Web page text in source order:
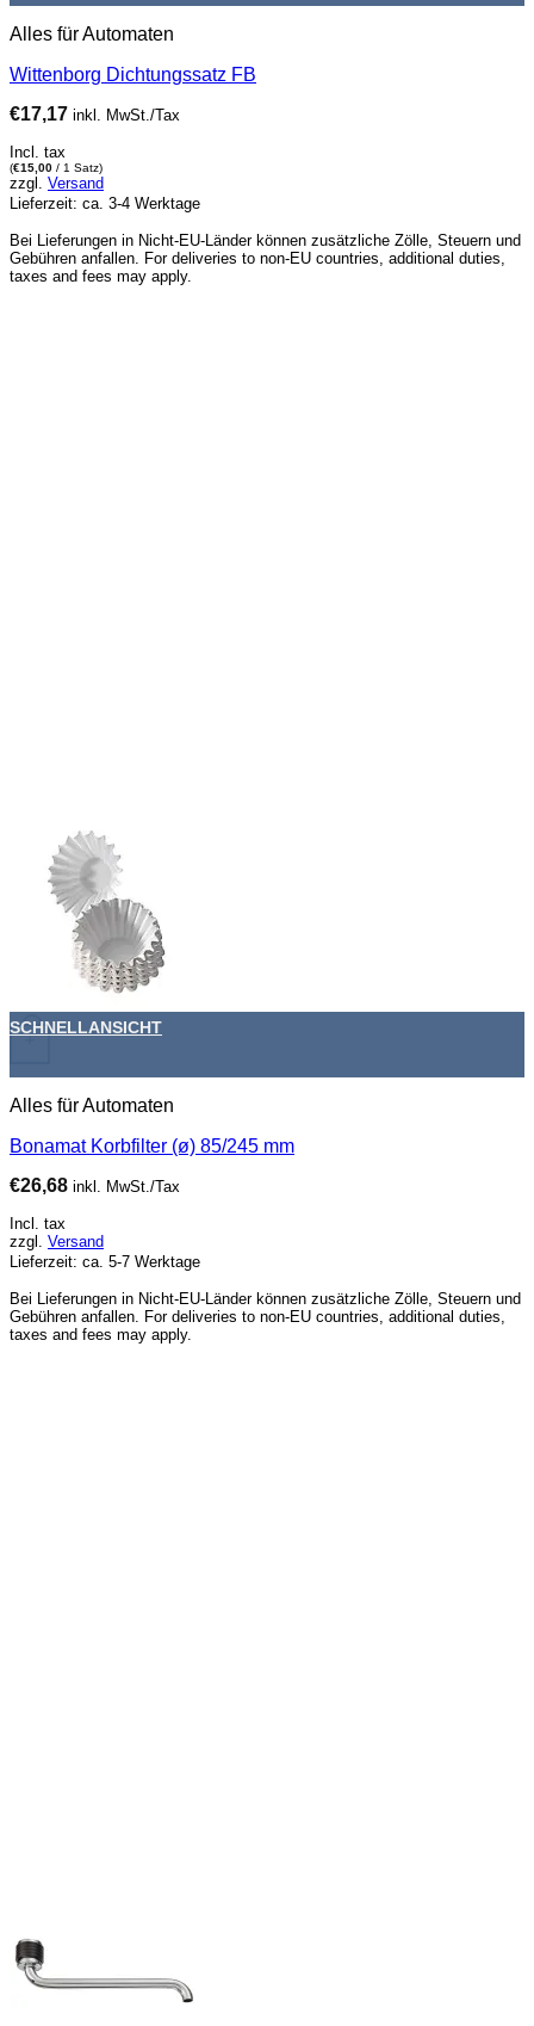
Alles für Automaten
Wittenborg Dichtungssatz FB
€17,17 inkl. MwSt./Tax
Incl. tax
(€15,00 / 1 Satz)
zzgl. Versand
Lieferzeit: ca. 3-4 Werktage
Bei Lieferungen in Nicht-EU-Länder können zusätzliche Zölle, Steuern und
Gebühren anfallen. For deliveries to non-EU countries, additional duties,
taxes and fees may apply.
+
SCHNELLANSICHT
Alles für Automaten
Bonamat Korbfilter (ø) 85/245 mm
€26,68 inkl. MwSt./Tax
Incl. tax
zzgl. Versand
Lieferzeit: ca. 5-7 Werktage
Bei Lieferungen in Nicht-EU-Länder können zusätzliche Zölle, Steuern und
Gebühren anfallen. For deliveries to non-EU countries, additional duties,
taxes and fees may apply.